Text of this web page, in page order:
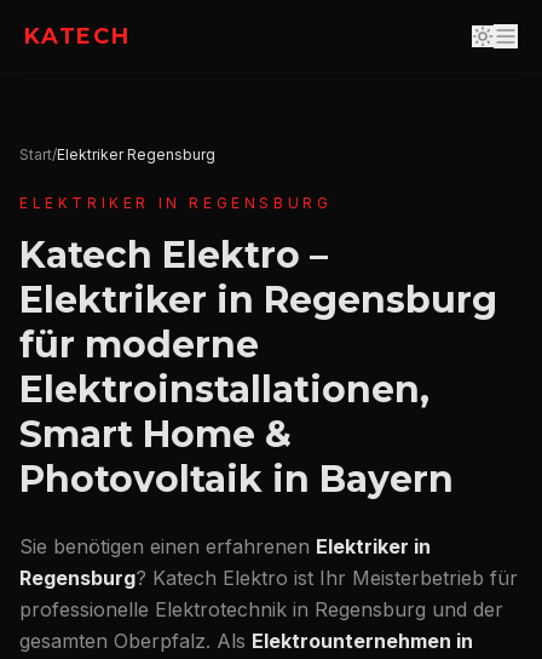
KATECH
Start/Elektriker Regensburg
ELEKTRIKER IN REGENSBURG
Katech Elektro –
Elektriker in Regensburg
für moderne
Elektroinstallationen,
Smart Home &
Photovoltaik in Bayern
Sie benötigen einen erfahrenen Elektriker in
Regensburg? Katech Elektro ist Ihr Meisterbetrieb für
professionelle Elektrotechnik in Regensburg und der
gesamten Oberpfalz. Als Elektrounternehmen in